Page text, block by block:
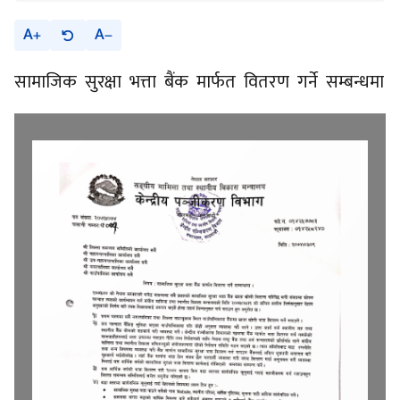
A A
सामाजिक सुरक्षा भत्ता बैंक मार्फत वितरण गर्ने सम्बन्धमा